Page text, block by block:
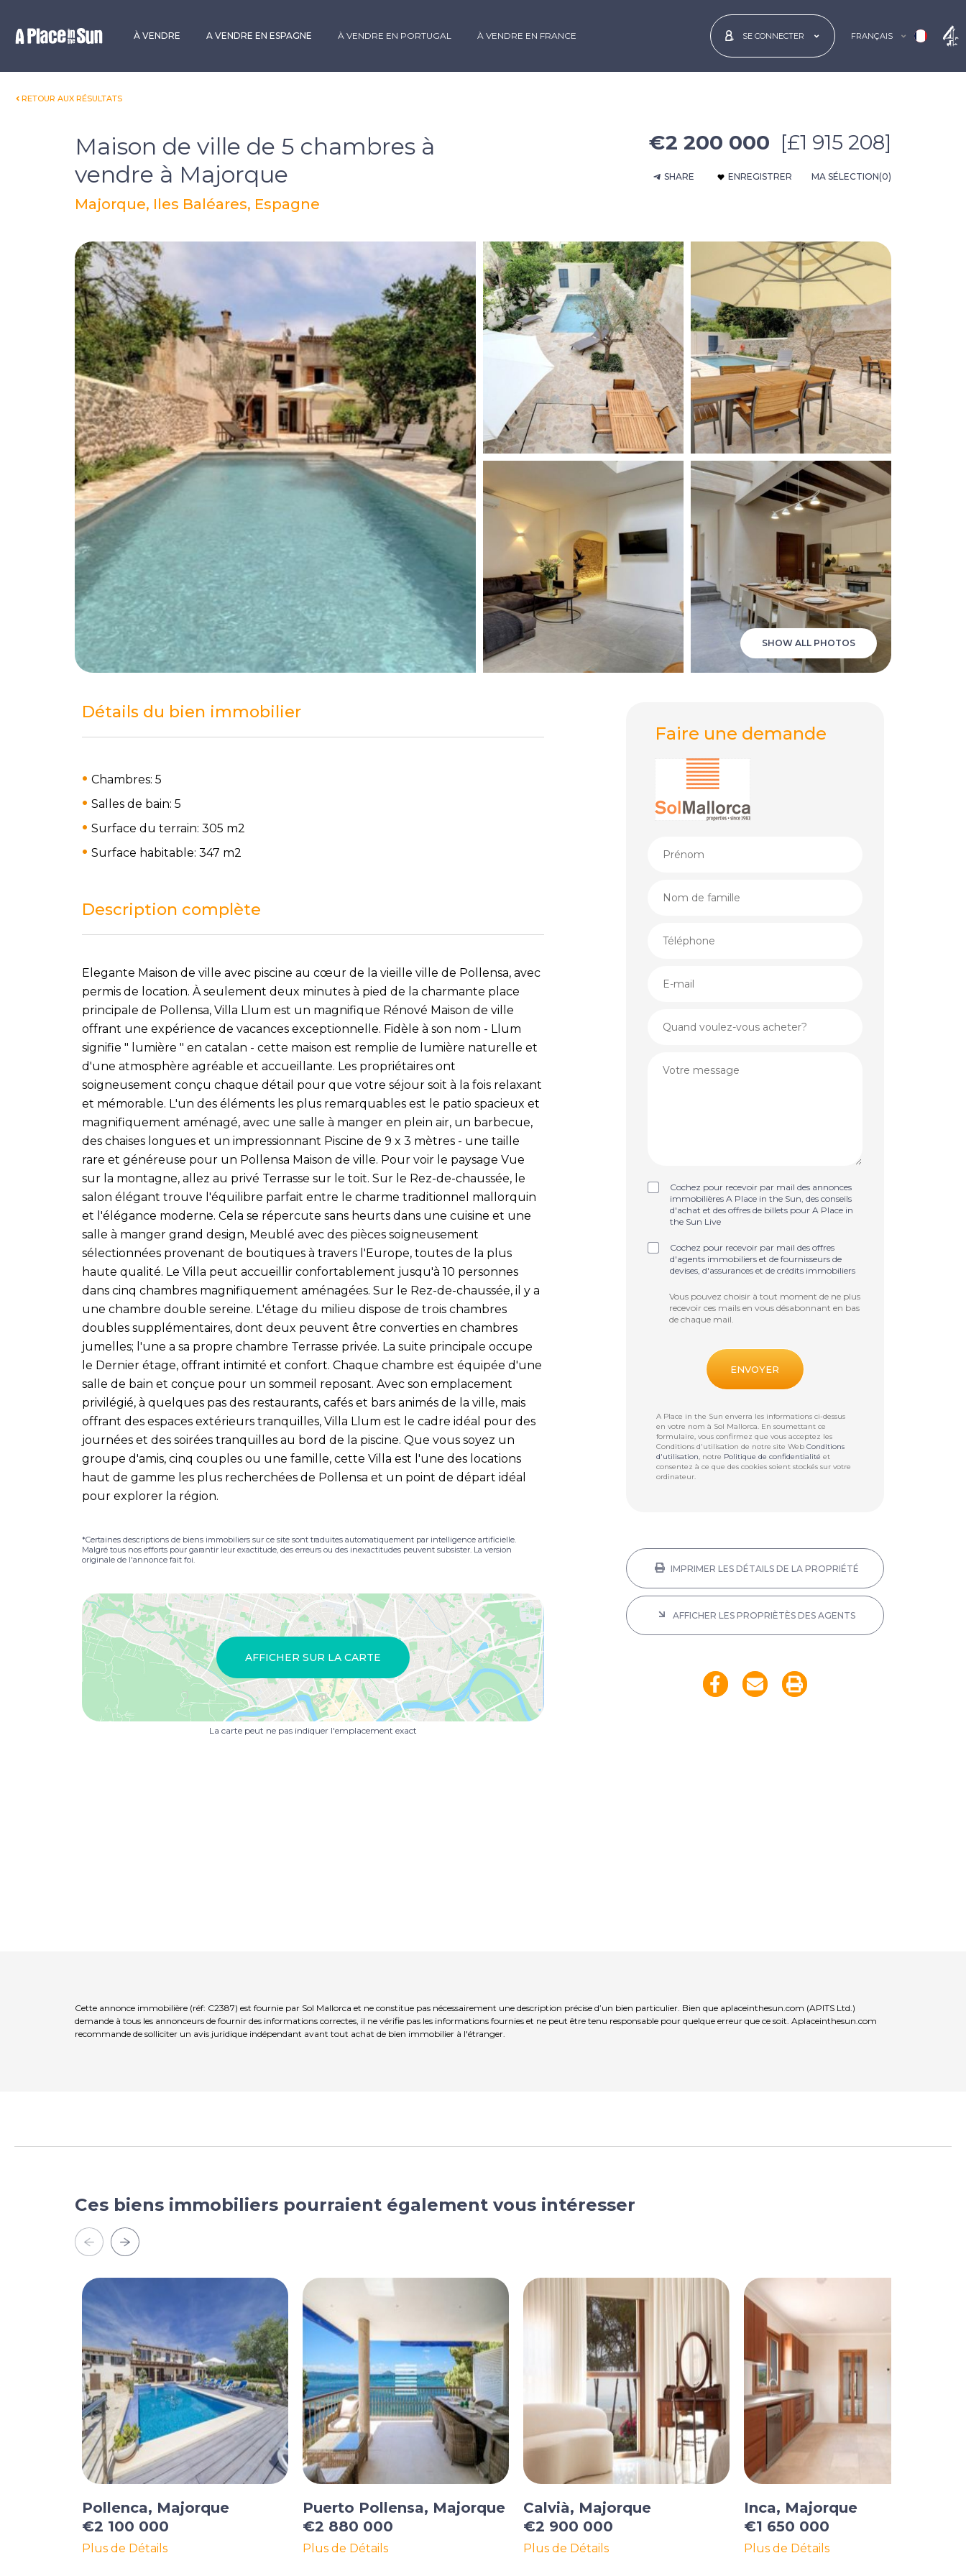
À VENDRE A VENDRE EN ESPAGNE À VENDRE EN PORTUGAL À VENDRE EN FRANCE SE CONNECTER FRANÇAIS
RETOUR AUX RÉSULTATS
Maison de ville de 5 chambres à
vendre à Majorque
Majorque, Iles Baléares, Espagne
€2 200 000 [£1 915 208]
SHARE ENREGISTRER MA SÉLECTION(0)
SHOW ALL PHOTOS
Détails du bien immobilier
Chambres: 5
Salles de bain: 5
Surface du terrain: 305 m2
Surface habitable: 347 m2
Description complète
Elegante Maison de ville avec piscine au cœur de la vieille ville de Pollensa, avec
permis de location. À seulement deux minutes à pied de la charmante place
principale de Pollensa, Villa Llum est un magnifique Rénové Maison de ville
offrant une expérience de vacances exceptionnelle. Fidèle à son nom - Llum
signifie " lumière " en catalan - cette maison est remplie de lumière naturelle et
d'une atmosphère agréable et accueillante. Les propriétaires ont
soigneusement conçu chaque détail pour que votre séjour soit à la fois relaxant
et mémorable. L'un des éléments les plus remarquables est le patio spacieux et
magnifiquement aménagé, avec une salle à manger en plein air, un barbecue,
des chaises longues et un impressionnant Piscine de 9 x 3 mètres - une taille
rare et généreuse pour un Pollensa Maison de ville. Pour voir le paysage Vue
sur la montagne, allez au privé Terrasse sur le toit. Sur le Rez-de-chaussée, le
salon élégant trouve l'équilibre parfait entre le charme traditionnel mallorquin
et l'élégance moderne. Cela se répercute sans heurts dans une cuisine et une
salle à manger grand design, Meublé avec des pièces soigneusement
sélectionnées provenant de boutiques à travers l'Europe, toutes de la plus
haute qualité. Le Villa peut accueillir confortablement jusqu'à 10 personnes
dans cinq chambres magnifiquement aménagées. Sur le Rez-de-chaussée, il y a
une chambre double sereine. L'étage du milieu dispose de trois chambres
doubles supplémentaires, dont deux peuvent être converties en chambres
jumelles; l'une a sa propre chambre Terrasse privée. La suite principale occupe
le Dernier étage, offrant intimité et confort. Chaque chambre est équipée d'une
salle de bain et conçue pour un sommeil reposant. Avec son emplacement
privilégié, à quelques pas des restaurants, cafés et bars animés de la ville, mais
offrant des espaces extérieurs tranquilles, Villa Llum est le cadre idéal pour des
journées et des soirées tranquilles au bord de la piscine. Que vous soyez un
groupe d'amis, cinq couples ou une famille, cette Villa est l'une des locations
haut de gamme les plus recherchées de Pollensa et un point de départ idéal
pour explorer la région.
*Certaines descriptions de biens immobiliers sur ce site sont traduites automatiquement par intelligence artificielle.
Malgré tous nos efforts pour garantir leur exactitude, des erreurs ou des inexactitudes peuvent subsister. La version
originale de l'annonce fait foi.
AFFICHER SUR LA CARTE
La carte peut ne pas indiquer l'emplacement exact
Faire une demande
Cochez pour recevoir par mail des annonces
immobilières A Place in the Sun, des conseils
d'achat et des offres de billets pour A Place in
the Sun Live
Cochez pour recevoir par mail des offres
d'agents immobiliers et de fournisseurs de
devises, d'assurances et de crédits immobiliers
Vous pouvez choisir à tout moment de ne plus
recevoir ces mails en vous désabonnant en bas
de chaque mail.
A Place in the Sun enverra les informations ci-dessus
en votre nom à Sol Mallorca. En soumettant ce
formulaire, vous confirmez que vous acceptez les
Conditions d'utilisation de notre site WebConditions
d'utilisation, notre Politique de confidentialité et
consentez à ce que des cookies soient stockés sur votre
ordinateur.
IMPRIMER LES DÉTAILS DE LA PROPRIÉTÉ
AFFICHER LES PROPRIÈTÈS DES AGENTS
Cette annonce immobilière (réf: C2387) est fournie par Sol Mallorca et ne constitue pas nécessairement une description précise d’un bien particulier. Bien que aplaceinthesun.com (APITS Ltd.)
demande à tous les annonceurs de fournir des informations correctes, il ne vérifie pas les informations fournies et ne peut être tenu responsable pour quelque erreur que ce soit. Aplaceinthesun.com
recommande de solliciter un avis juridique indépendant avant tout achat de bien immobilier à l'étranger.
Ces biens immobiliers pourraient également vous intéresser
Pollenca, Majorque
€2 100 000
Plus de Détails
Puerto Pollensa, Majorque
€2 880 000
Plus de Détails
Calvià, Majorque
€2 900 000
Plus de Détails
Inca, Majorque
€1 650 000
Plus de Détails